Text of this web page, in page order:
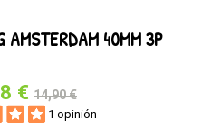
AMSTERDAM 40MM 3P
€ 14,90 €
1 opinión